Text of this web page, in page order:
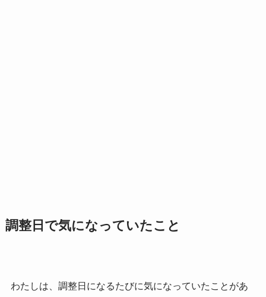
調整日で気になっていたこと
わたしは、調整日になるたびに気になっていたことがあ